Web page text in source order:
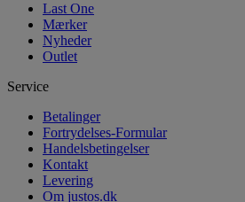
Last One
Mærker
Nyheder
Outlet
Service
Betalinger
Fortrydelses-Formular
Handelsbetingelser
Kontakt
Levering
Om justos.dk